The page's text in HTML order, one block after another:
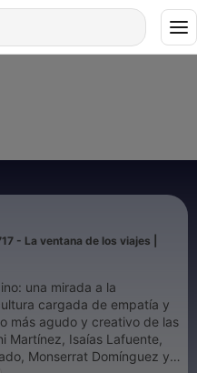
- La ventana de los viajes |
una mirada a la
cargada de empatía y
más agudo y creativo de las
Lafuente,
Monserrat Domínguez y